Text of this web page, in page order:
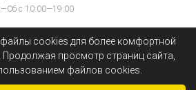
файлы cookies для более комфортной
просмотр страниц сайта,
файлов cookies.
с 10:00—19:00
персональные данные посетителей нашего
политикой. Если вы не даете
персональных данных,вам необходимо